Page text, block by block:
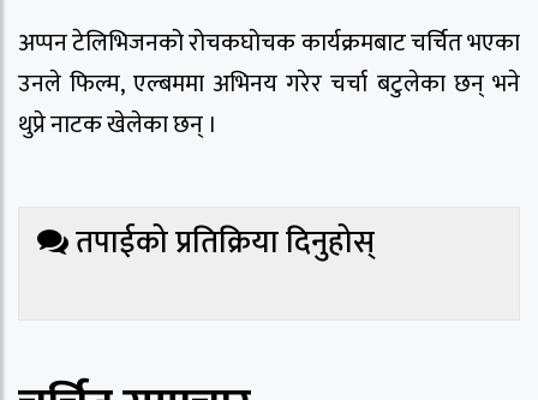
अप्पन टेलिभिजनको रोचकघोचक कार्यक्रमबाट चर्चित भएका
उनले फिल्म, एल्बममा अभिनय गरेर चर्चा बटुलेका छन् भने
थुप्रे नाटक खेलेका छन् ।
तपाईको प्रतिक्रिया दिनुहोस्